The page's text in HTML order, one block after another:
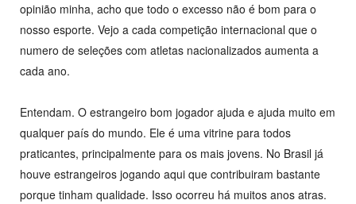
opinião minha, acho que todo o excesso não é bom para o
nosso esporte. Vejo a cada competição internacional que o
numero de seleções com atletas nacionalizados aumenta a
cada ano.
Entendam. O estrangeiro bom jogador ajuda e ajuda muito em
qualquer país do mundo. Ele é uma vitrine para todos
praticantes, principalmente para os mais jovens. No Brasil já
houve estrangeiros jogando aqui que contribuiram bastante
porque tinham qualidade. Isso ocorreu há muitos anos atras.